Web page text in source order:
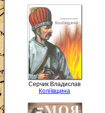
Серчик Владислав
Коліївщина